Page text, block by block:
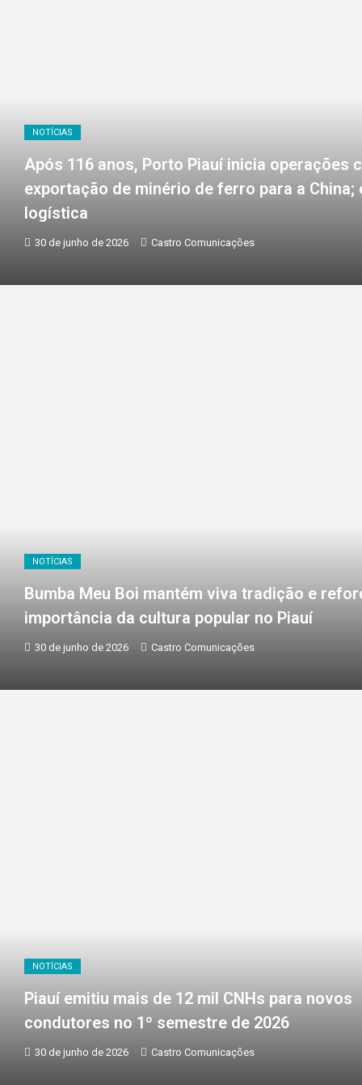
NOTÍCIAS
Após 116 anos, Porto Piauí inicia operações
exportação de minério de ferro para a China;
logística
30 de junho de 2026 Castro Comunicações
NOTÍCIAS
Bumba Meu Boi mantém viva tradição e
importância da cultura popular no Piauí
30 de junho de 2026 Castro Comunicações
NOTÍCIAS
Piauí emitiu mais de 12 mil CNHs para novos
condutores no 1º semestre de 2026
30 de junho de 2026 Castro Comunicações